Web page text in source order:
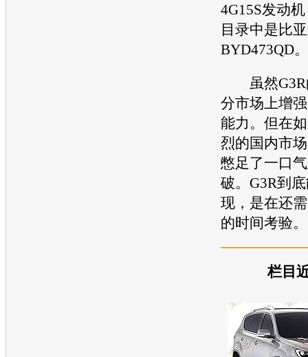
4G15S发动
目录中是比
BYD473QD。
虽然G3R
分市场上增
能力。但在
烈的国内市
憋足了一口
破。G3R到
现，是在还
的时间考验。
栏目